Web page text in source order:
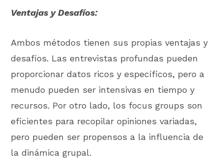
Ventajas y Desafíos:
Ambos métodos tienen sus propias ventajas y
desafíos. Las entrevistas profundas pueden
proporcionar datos ricos y específicos, pero a
menudo pueden ser intensivas en tiempo y
recursos. Por otro lado, los focus groups son
eficientes para recopilar opiniones variadas,
pero pueden ser propensos a la influencia de
la dinámica grupal.